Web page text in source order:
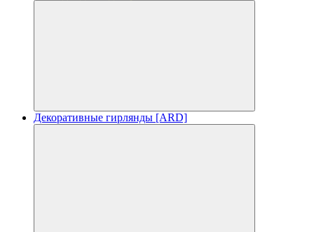
Декоративные гирлянды [ARD]